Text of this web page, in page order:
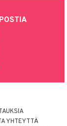
YHTEYTTÄ